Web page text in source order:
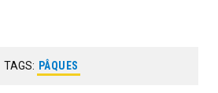
TAGS: PÂQUES